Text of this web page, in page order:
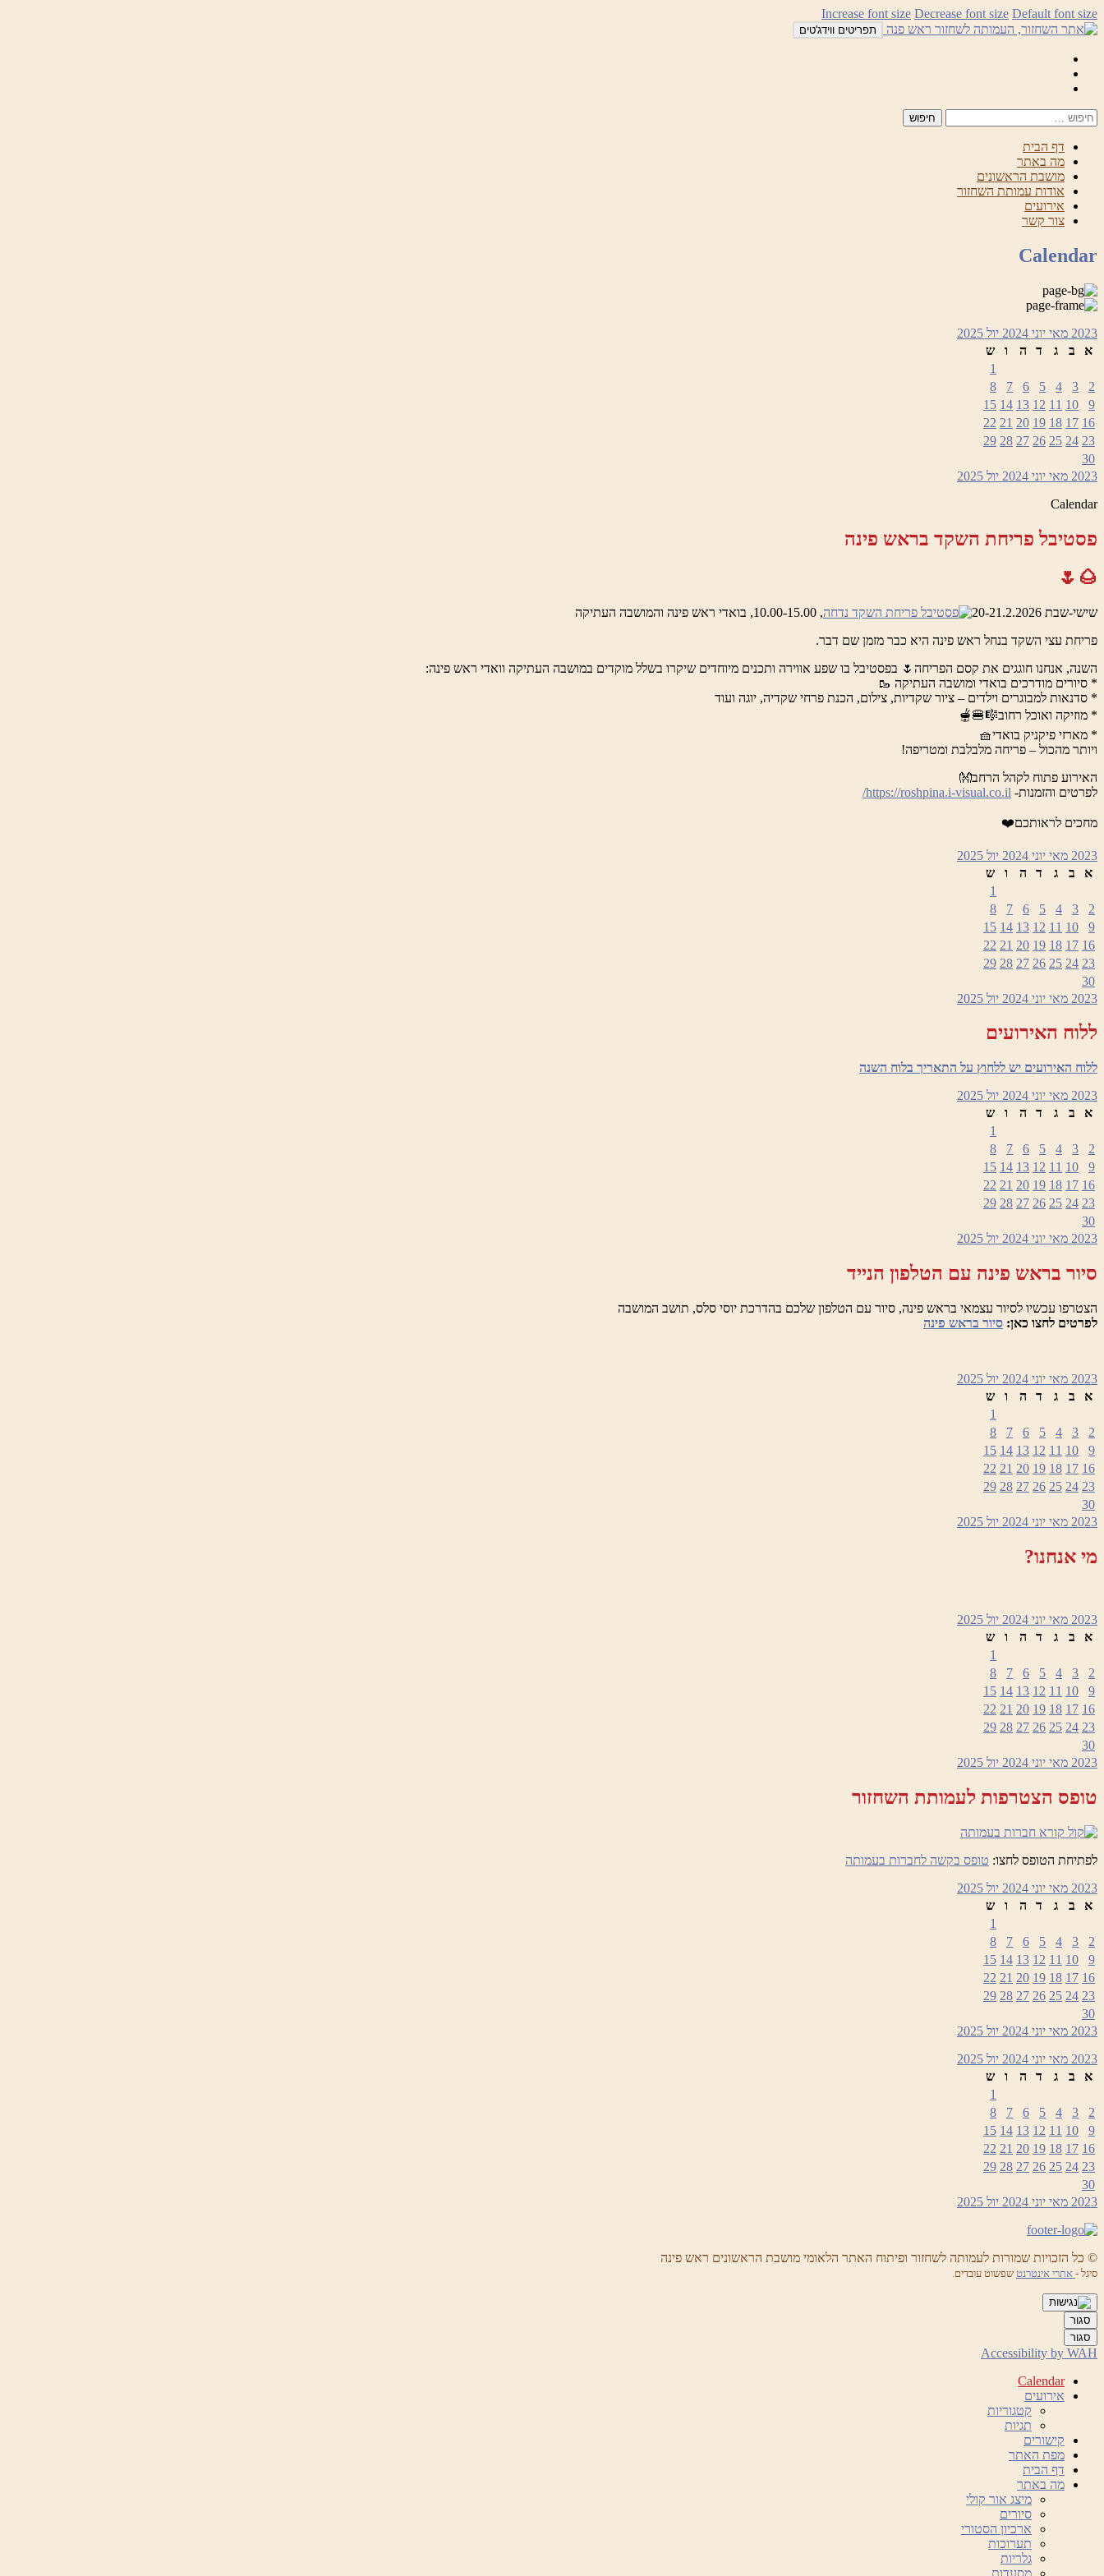
לדלג
לתוכן
Increase font size Decrease font size Default font size
תפריטים ווידג'טים
דף הבית
מה באתר
מושבת הראשונים
אודות עמותת השחזור
אירועים
צור קשר
Calendar
2023 מאי יוני 2024 יול 2025
א
ב ג ד ה ו
ש
1
2
3
4
5
6
7
8
9
10
11
12
13
14
15
16
17
18
19
20
21
22
23
24
25
26
27
28
29
30
2023 מאי יוני 2024 יול 2025
Calendar
פסטיבל פריחת השקד בראש פינה
🌰🌷
שישי-שבת 20-21.2.2026
, 10.00-15.00, בואדי ראש פינה והמושבה העתיקה
פריחת עצי השקד בנחל ראש פינה היא כבר מזמן שם דבר.
השנה, אנחנו חוגגים את קסם הפריחה🌷 בפסטיבל בו שפע אווירה ותכנים מיוחדים שיקרו בשלל מוקדים במושבה העתיקה וואדי ראש פינה:
* סיורים מודרכים בואדי ומושבה העתיקה 🥾
* סדנאות למבוגרים וילדים – ציור שקדיות, צילום, הכנת פרחי שקדיה, יוגה ועוד
* מוזיקה ואוכל רחוב🎼🍔🫕
* מארזי פיקניק בואדי🧺
ויותר מהכול – פריחה מלבלבת ומטריפה!
האירוע פתוח לקהל הרחב👐
לפרטים והזמנות- https://roshpina.i-visual.co.il/
מחכים לראותכם❤️
2023 מאי יוני 2024 יול 2025
א
ב ג ד ה ו
ש
1
2
3
4
5
6
7
8
9
10
11
12
13
14
15
16
17
18
19
20
21
22
23
24
25
26
27
28
29
30
2023 מאי יוני 2024 יול 2025
ללוח האירועים
ללוח האירועים יש ללחוץ על התאריך בלוח השנה
2023 מאי יוני 2024 יול 2025
א
ב ג ד ה ו
ש
1
2
3
4
5
6
7
8
9
10
11
12
13
14
15
16
17
18
19
20
21
22
23
24
25
26
27
28
29
30
2023 מאי יוני 2024 יול 2025
סיור בראש פינה עם הטלפון הנייד
הצטרפו עכשיו לסיור עצמאי בראש פינה, סיור עם הטלפון שלכם בהדרכת יוסי סלס, תושב המושבה
לפרטים לחצו כאן: סיור בראש פינה
2023 מאי יוני 2024 יול 2025
א
ב ג ד ה ו
ש
1
2
3
4
5
6
7
8
9
10
11
12
13
14
15
16
17
18
19
20
21
22
23
24
25
26
27
28
29
30
2023 מאי יוני 2024 יול 2025
מי אנחנו?
2023 מאי יוני 2024 יול 2025
א
ב ג ד ה ו
ש
1
2
3
4
5
6
7
8
9
10
11
12
13
14
15
16
17
18
19
20
21
22
23
24
25
26
27
28
29
30
2023 מאי יוני 2024 יול 2025
טופס הצטרפות לעמותת השחזור
לפתיחת הטופס לחצו: טופס בקשה לחברות בעמותה
2023 מאי יוני 2024 יול 2025
א
ב ג ד ה ו
ש
1
2
3
4
5
6
7
8
9
10
11
12
13
14
15
16
17
18
19
20
21
22
23
24
25
26
27
28
29
30
2023 מאי יוני 2024 יול 2025
2023 מאי יוני 2024 יול 2025
א
ב ג ד ה ו
ש
1
2
3
4
5
6
7
8
9
10
11
12
13
14
15
16
17
18
19
20
21
22
23
24
25
26
27
28
29
30
2023 מאי יוני 2024 יול 2025
© כל הזכויות שמורות לעמותה לשחזור ופיתוח האתר הלאומי מושבת הראשונים ראש פינה
סיגל - אתרי אינטרנט שפשוט עובדים.
סגור
סגור
Accessibility by WAH
Calendar
אירועים
קטגוריות
תגיות
קישורים
מפת האתר
דף הבית
מה באתר
מיצג אור קולי
סיורים
ארכיון הסטורי
תערוכות
גלריות
מסעדות